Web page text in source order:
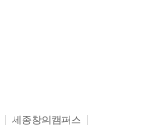
세종창의캠퍼스